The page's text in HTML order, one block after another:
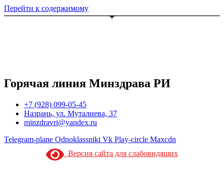
Перейти к содержимому
Горячая линия Минздрава РИ
+7 (928) 099-05-45
Назрань, ул. Муталиева, 37
minzdravri@yandex.ru
Telegram-plane Odnoklassniki Vk Play-circle Maxcdn
Версия сайта для слабовидящих